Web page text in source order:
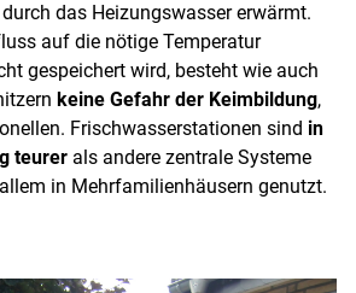
das Heizungswasser erwärmt.
auf die nötige Temperatur
gespeichert wird, besteht wie auch
keine Gefahr der Keimbildung,
Frischwasserstationen sind in
teurer als andere zentrale Systeme
in Mehrfamilienhäusern genutzt.